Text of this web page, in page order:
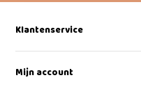
Klantenservice
Mijn account